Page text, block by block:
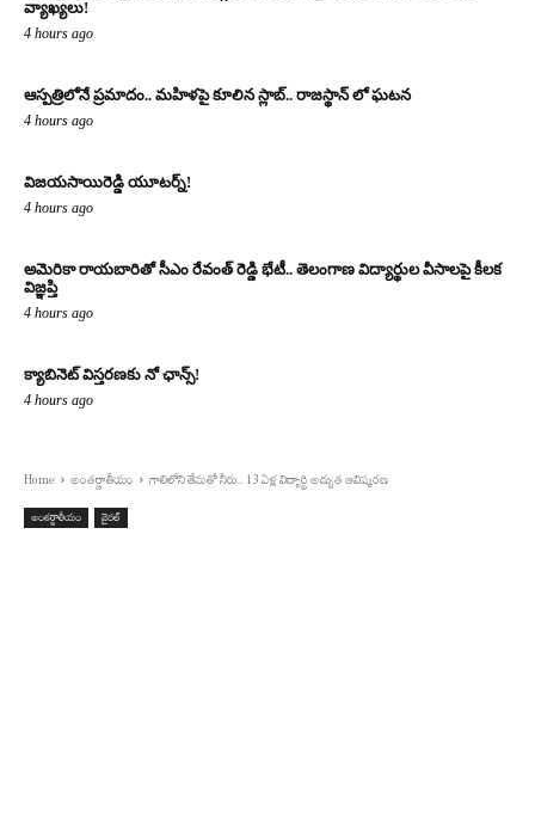
వ్యాఖ్యలు!
4 hours ago
ఆస్పత్రిలోనే ప్రమాదం.. మహిళపై కూలిన స్లాబ్‌.. రాజస్థాన్ లో ఘటన
4 hours ago
విజయసాయిరెడ్డి యూటర్న్!
4 hours ago
అమెరికా రాయబారితో సీఎం రేవంత్ రెడ్డి భేటీ.. తెలంగాణ విద్యార్థుల వీసాలపై కీలక
విజ్ఞప్తి
4 hours ago
క్యాబినెట్ విస్తరణకు నో ఛాన్స్!
4 hours ago